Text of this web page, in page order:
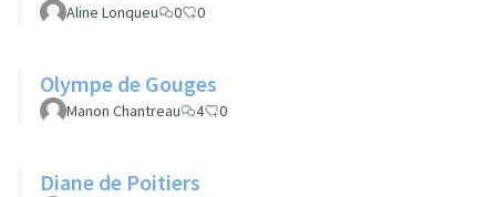
Aline Lonqueu 0 0
Olympe de Gouges
Manon Chantreau 4 0
Diane de Poitiers